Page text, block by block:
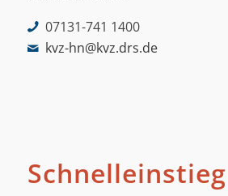
07131-741 1400
kvz-hn@kvz.drs.de
Schnelleinstieg